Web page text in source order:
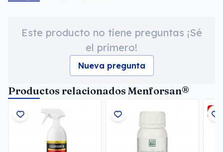
Este producto no tiene preguntas ¡Sé
el primero!
Nueva pregunta
Productos relacionados Menforsan®
-